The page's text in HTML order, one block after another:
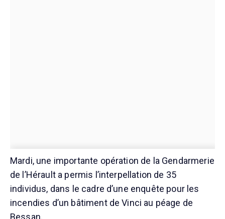
Mardi, une importante opération de la Gendarmerie
de l’Hérault a permis l’interpellation de 35
individus, dans le cadre d’une enquête pour les
incendies d’un bâtiment de Vinci au péage de
Bessan.